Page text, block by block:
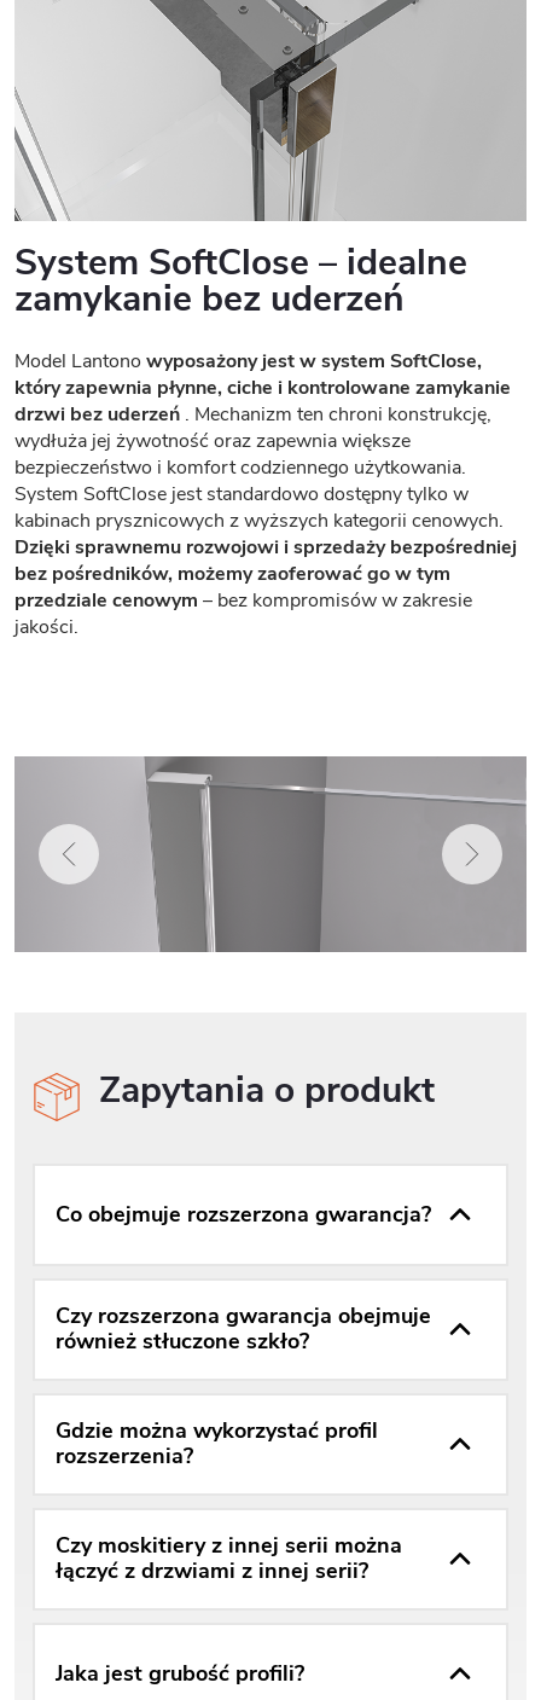
System SoftClose – idealne
zamykanie bez uderzeń
Model Lantono wyposażony jest w system SoftClose,
który zapewnia płynne, ciche i kontrolowane zamykanie
drzwi bez uderzeń . Mechanizm ten chroni konstrukcję,
wydłuża jej żywotność oraz zapewnia większe
bezpieczeństwo i komfort codziennego użytkowania.
System SoftClose jest standardowo dostępny tylko w
kabinach prysznicowych z wyższych kategorii cenowych.
Dzięki sprawnemu rozwojowi i sprzedaży bezpośredniej
bez pośredników, możemy zaoferować go w tym
przedziale cenowym – bez kompromisów w zakresie
jakości.
Zapytania o produkt
Co obejmuje rozszerzona gwarancja?
Czy rozszerzona gwarancja obejmuje
również stłuczone szkło?
Gdzie można wykorzystać profil
rozszerzenia?
Czy moskitiery z innej serii można
łączyć z drzwiami z innej serii?
Jaka jest grubość profili?